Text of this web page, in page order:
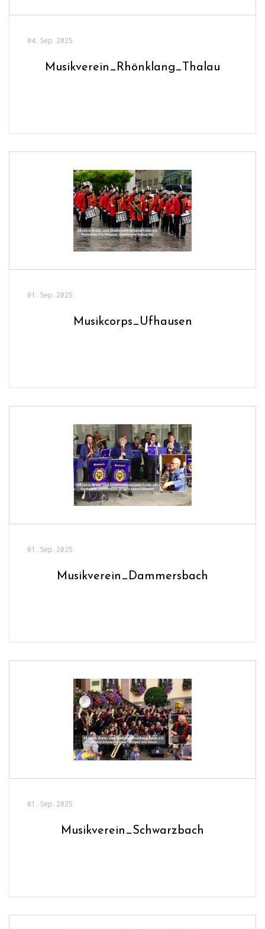
04.Sep.2025
Musikverein_Rhönklang_Thalau
01.Sep.2025
Musikcorps_Ufhausen
01.Sep.2025
Musikverein_Dammersbach
01.Sep.2025
Musikverein_Schwarzbach